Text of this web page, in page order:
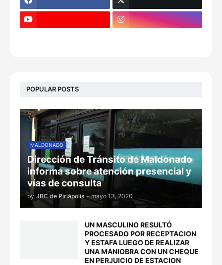
POPULAR POSTS
MALDONADO
Dirección de Tránsito de Maldonado
informa sobre atención presencial y
vías de consulta
by JBC de Piriápolis - mayo 13, 2020
UN MASCULINO RESULTÓ
PROCESADO POR RECEPTACION
Y ESTAFA LUEGO DE REALIZAR
UNA MANIOBRA CON UN CHEQUE
EN PERJUICIO DE ESTACION